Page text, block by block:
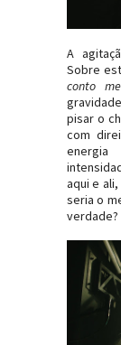
A
Sobre
conto
pisar o
com
aqui e
seria o
verdade?